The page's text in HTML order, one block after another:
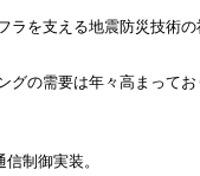
を支える地震防災技術の
の需要は年々高まって
制御実装。